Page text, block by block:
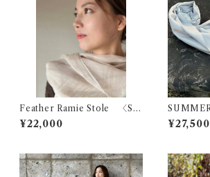
Feather Ramie Stole 〈Sa
nd Sahara〉
¥22,000 ¥27,500